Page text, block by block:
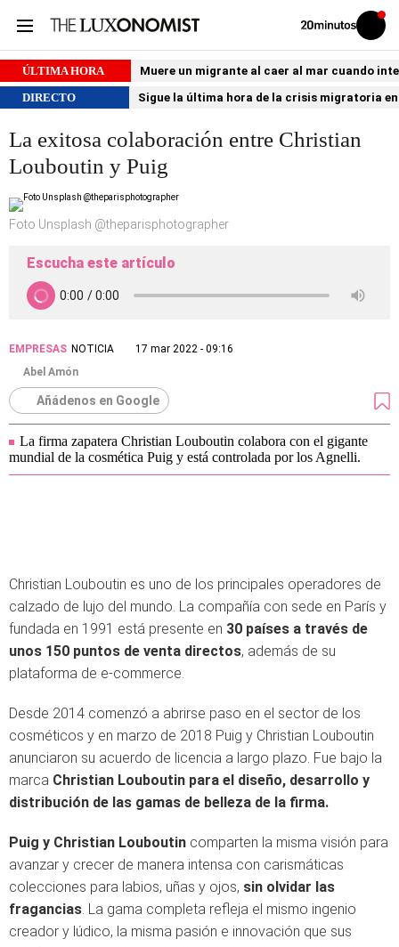
Volver
Iniciar
sesión
ÚLTIMA HORA
Muere un migrante al caer al mar cuando
DIRECTO
Sigue la última hora de la crisis migratoria
La exitosa colaboración entre Christian
Louboutin y Puig
Foto Unsplash @theparisphotographer
Escucha este artículo
EMPRESAS NOTICIA
17 mar 2022 - 09:16
Abel Amón
Añádenos en Google
La firma zapatera Christian Louboutin colabora con el gigante
mundial de la cosmética Puig y está controlada por los Agnelli.
Christian Louboutin es uno de los principales operadores de
calzado de lujo del mundo. La compañía con sede en París y
fundada en 1991 está presente en 30 países a través de
unos 150 puntos de venta directos, además de su
plataforma de e-commerce.
Desde 2014 comenzó a abrirse paso en el sector de los
cosméticos y en marzo de 2018 Puig y Christian Louboutin
anunciaron su acuerdo de licencia a largo plazo. Fue bajo la
marca Christian Louboutin para el diseño, desarrollo y
distribución de las gamas de belleza de la firma.
Puig y Christian Louboutin comparten la misma visión para
avanzar y crecer de manera intensa con carismáticas
colecciones para labios, uñas y ojos, sin olvidar las
fragancias. La gama completa refleja el mismo ingenio
creador y lúdico, la misma pasión e innovación que sus